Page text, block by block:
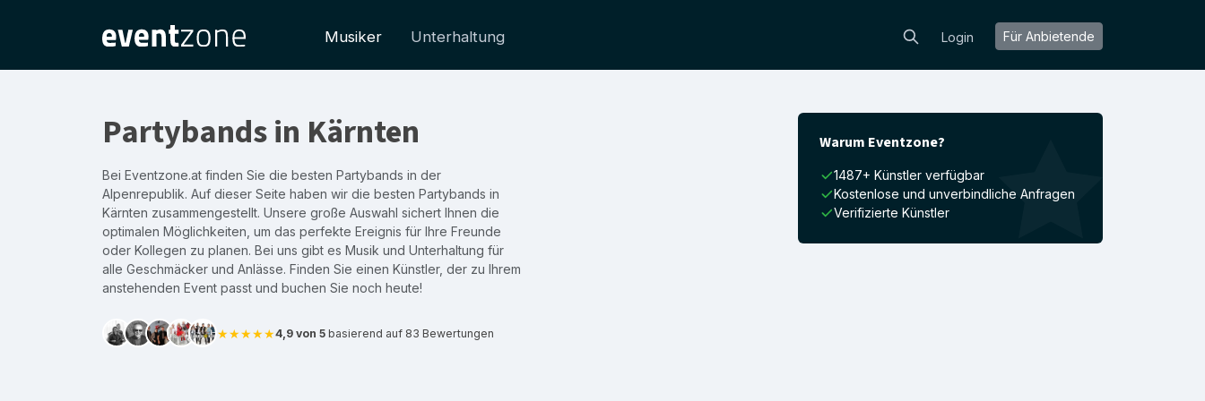
Musiker Unterhaltung Login Für Anbietende
Partybands in Kärnten
Bei Eventzone.at finden Sie die besten Partybands in der
Alpenrepublik. Auf dieser Seite haben wir die besten Partybands in
Kärnten zusammengestellt. Unsere große Auswahl sichert Ihnen die
optimalen Möglichkeiten, um das perfekte Ereignis für Ihre Freunde
oder Kollegen zu planen. Bei uns gibt es Musik und Unterhaltung für
alle Geschmäcker und Anlässe. Finden Sie einen Künstler, der zu Ihrem
anstehenden Event passt und buchen Sie noch heute!
★★★★★4,9 von 5 basierend auf 83 Bewertungen
Warum Eventzone?
1487+ Künstler verfügbar
Kostenlose und unverbindliche Anfragen
Verifizierte Künstler